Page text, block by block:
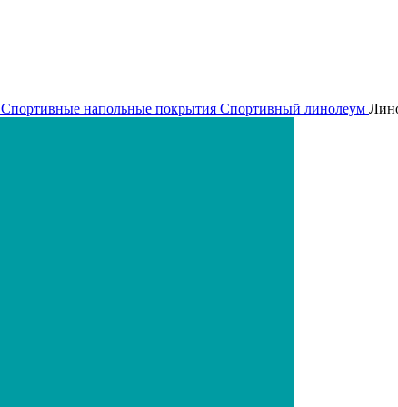
Спортивные напольные покрытия Спортивный линолеум